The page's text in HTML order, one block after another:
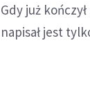
Gdy już
napisał jest